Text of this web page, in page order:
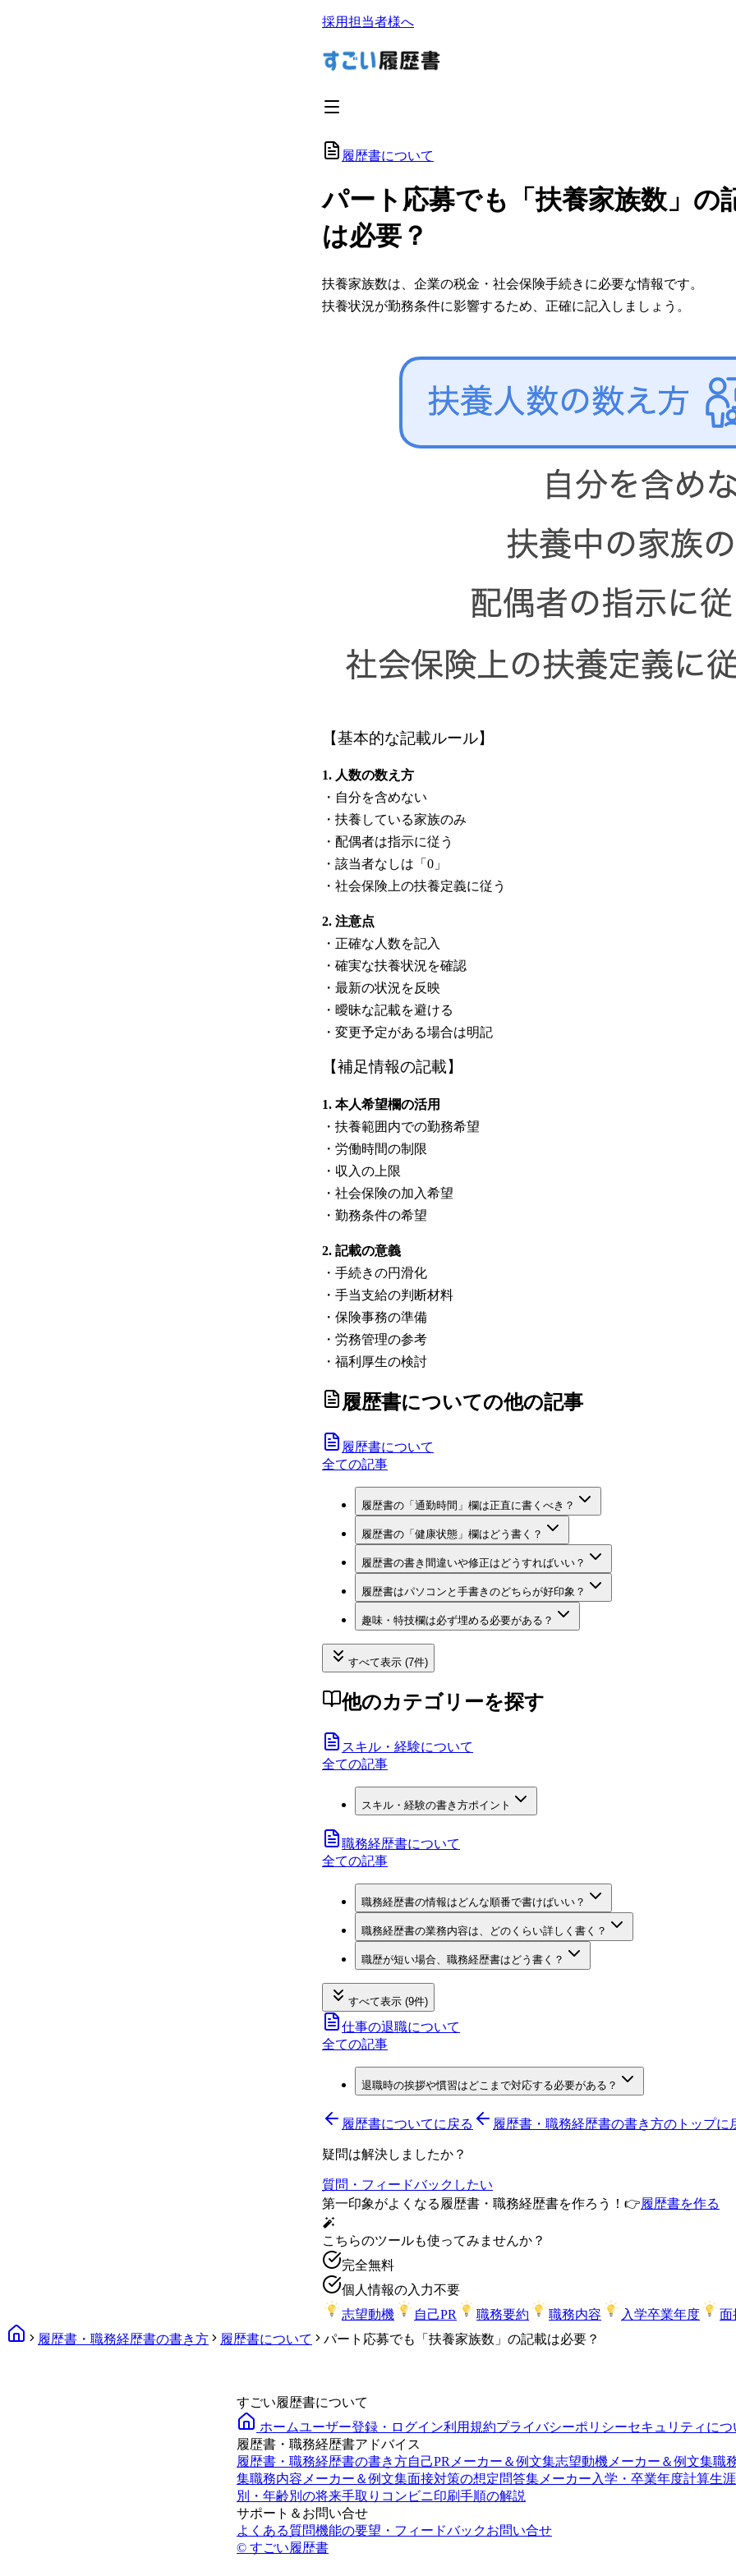
採用担当者様へ
履歴書について
パート応募でも「扶養家族数」の
は必要？
扶養家族数は、企業の税金・社会保険手続きに必要な情報です。
扶養状況が勤務条件に影響するため、正確に記入しましょう。
【基本的な記載ルール】
1. 人数の数え方
・自分を含めない
・扶養している家族のみ
・配偶者は指示に従う
・該当者なしは「0」
・社会保険上の扶養定義に従う
2. 注意点
・正確な人数を記入
・確実な扶養状況を確認
・最新の状況を反映
・曖昧な記載を避ける
・変更予定がある場合は明記
【補足情報の記載】
1. 本人希望欄の活用
・扶養範囲内での勤務希望
・労働時間の制限
・収入の上限
・社会保険の加入希望
・勤務条件の希望
2. 記載の意義
・手続きの円滑化
・手当支給の判断材料
・保険事務の準備
・労務管理の参考
・福利厚生の検討
履歴書についての他の記事
履歴書について
全ての記事
履歴書の「通勤時間」欄は正直に書くべき？
履歴書の「健康状態」欄はどう書く？
履歴書の書き間違いや修正はどうすればいい？
履歴書はパソコンと手書きのどちらが好印象？
趣味・特技欄は必ず埋める必要がある？
すべて表示 (7件)
他のカテゴリーを探す
スキル・経験について
全ての記事
スキル・経験の書き方ポイント
職務経歴書について
全ての記事
職務経歴書の情報はどんな順番で書けばいい？
職務経歴書の業務内容は、どのくらい詳しく書く？
職歴が短い場合、職務経歴書はどう書く？
すべて表示 (9件)
仕事の退職について
全ての記事
退職時の挨拶や慣習はどこまで対応する必要がある？
履歴書についてに戻る 履歴書・職務経歴書の書き方のトップに
疑問は解決しましたか？
質問・フィードバックしたい
第一印象がよくなる履歴書・職務経歴書を作ろう！ 👉履歴書を作る
こちらのツールも使ってみませんか？
完全無料
個人情報の入力不要
志望動機
自己PR 職務要約 職務内容 入学卒業年度
面
履歴書・職務経歴書の書き方
履歴書について パート応募でも「扶養家族数」の記載は必要？
すごい履歴書について
ホームユーザー登録・ログイン利用規約プライバシーポリシーセキュリティにつ
履歴書・職務経歴書アドバイス
履歴書・職務経歴書の書き方自己PRメーカー＆例文集志望動機メーカー＆例文集職
集職務内容メーカー＆例文集面接対策の想定問答集メーカー 入学・卒業年度計算生
別・年齢別の将来手取り コンビニ印刷手順の解説
サポート＆お問い合せ
よくある質問機能の要望・フィードバックお問い合せ
© すごい履歴書